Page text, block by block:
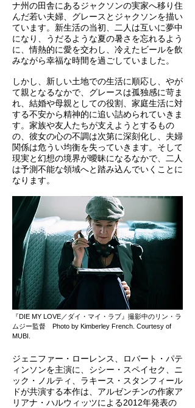
ナ州の田舎にあるジャクソンの実家へ移り住
んだ若い夫婦、グレースとジャクソンを描い
ています。新生活の当初、二人は互いに夢中
になり、うだるような夏の暑さを忘れるよう
に、情熱的に愛を交わし、冷えたビールを飲
みながら幸福な時間を過ごしていました。
しかし、新しい土地での生活に順応し、やが
て親となるなかで、グレースは孤独感に苛ま
れ、結婚や母親としての役割、家庭生活に対
する不安から精神的に追い詰められていきま
す。家族や友人たちが支えようとするもの
の、彼女の心の不調は次第に深刻化し、夫婦
関係は危うい均衡を失っていきます。そして
現実と幻想の境界が曖昧になるなかで、二人
は予測不能な領域へと踏み込んでいくことに
なります。
『DIE MY LOVE／ダイ・マイ・ラブ』撮影中のリン・ラ
ムジー監督 Photo by Kimberley French. Courtesy of
MUBI.
ジェニファー・ローレンス、ロバート・パテ
ィンソンを主演に、シシー・スペイセク、ニ
ック・ノルティ、ラキース・スタンフィール
ドが共演する本作は、アルゼンチンの作家ア
リアナ・ハルウィッツによる2012年発表の